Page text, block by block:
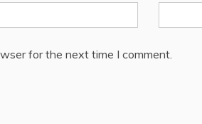
for the next time I comment.